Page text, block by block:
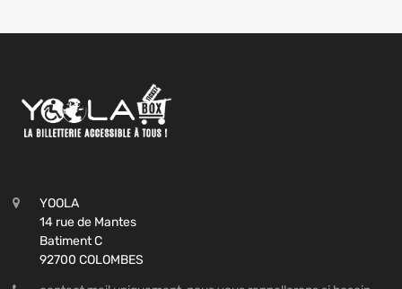
YOOLA
14 rue de Mantes
Batiment C
92700 COLOMBES